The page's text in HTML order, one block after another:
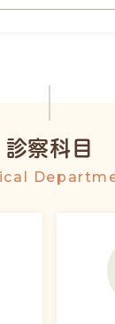
診察科目